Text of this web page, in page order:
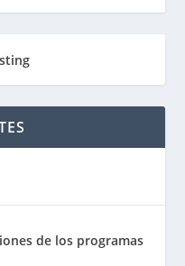
de los programas